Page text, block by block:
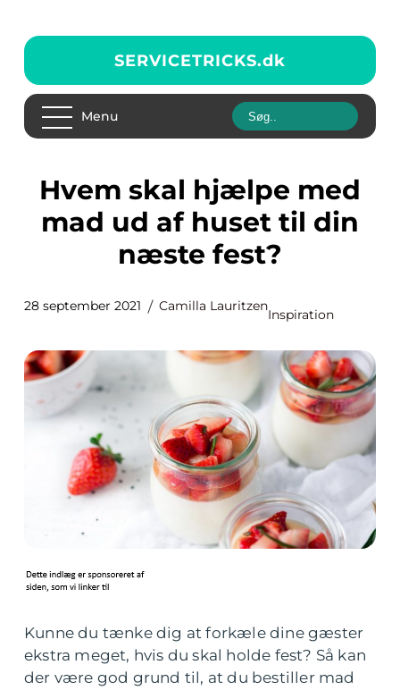
SERVICETRICKS.dk
Menu
Hvem skal hjælpe med
mad ud af huset til din
næste fest?
28 september 2021 Camilla Lauritzen
Inspiration
Kunne du tænke dig at forkæle dine gæster
ekstra meget, hvis du skal holde fest? Så kan
der være god grund til, at du bestiller mad